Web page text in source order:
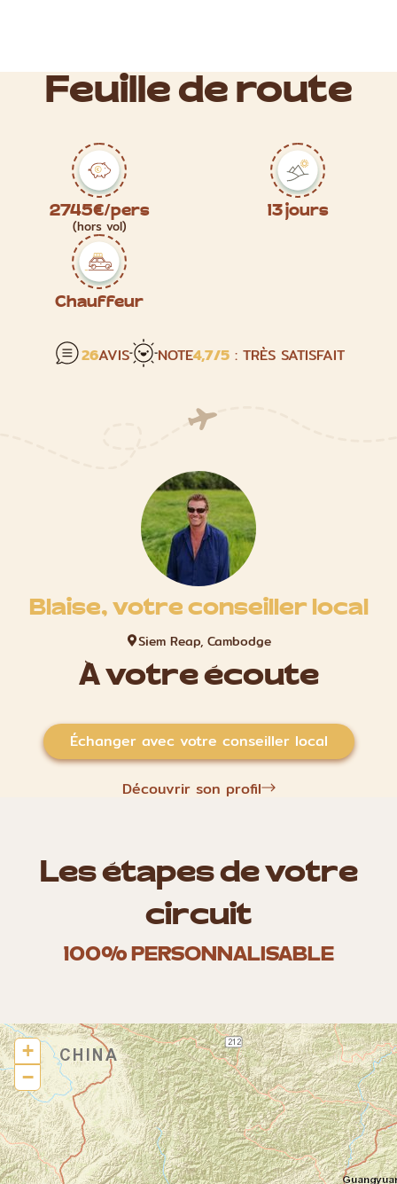
Feuille de route
2745€/pers
(hors vol)
13 jours
Chauffeur
26AVIS NOTE4,7/5: TRÈS SATISFAIT
Blaise, votre conseiller local
Siem Reap, Cambodge
À votre écoute
Échanger avec votre conseiller local
Découvrir son profil
Les étapes de votre
circuit
100% PERSONNALISABLE
+
−